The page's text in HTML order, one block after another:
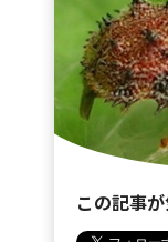
この記事